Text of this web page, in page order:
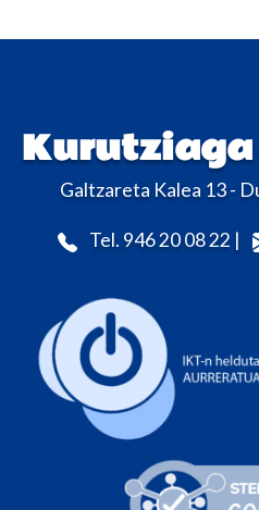
Galtzareta Kalea 13 -
Tel. 946 20 08 22 |